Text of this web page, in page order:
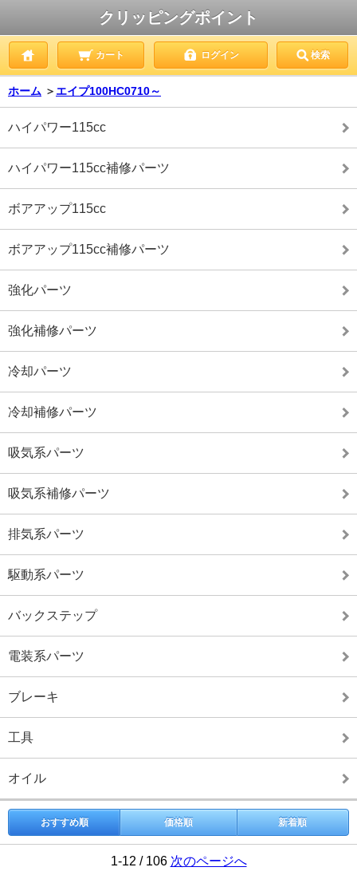
クリッピングポイント
カート ログイン 検索
ホーム ＞ エイプ100HC0710～
ハイパワー115cc
ハイパワー115cc補修パーツ
ボアアップ115cc
ボアアップ115cc補修パーツ
強化パーツ
強化補修パーツ
冷却パーツ
冷却補修パーツ
吸気系パーツ
吸気系補修パーツ
排気系パーツ
駆動系パーツ
バックステップ
電装系パーツ
ブレーキ
工具
オイル
おすすめ順 価格順 新着順
1-12 / 106 次のページへ